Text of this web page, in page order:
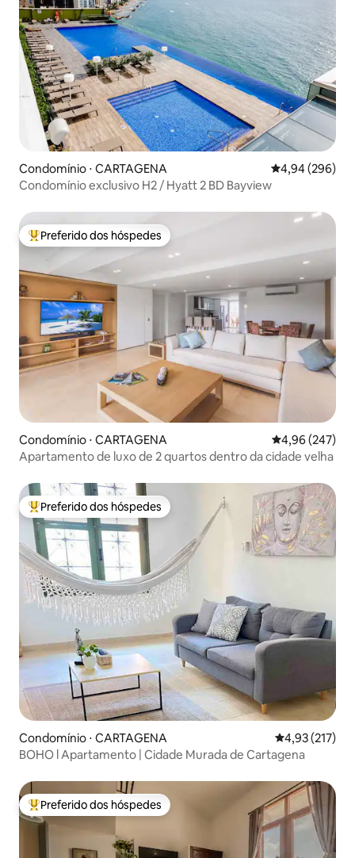
Condomínio ⋅ CARTAGENA 4,94 de uma
4,94 (296)
Condomínio exclusivo H2 / Hyatt 2 BD Bayview
Entre os melhores preferidos dos hóspedes
Preferido dos hóspedes
Condomínio ⋅ CARTAGENA 4,96 de uma
4,96 (247)
Apartamento de luxo de 2 quartos dentro da cidade velha
Entre os melhores preferidos dos hóspedes
Preferido dos hóspedes
Condomínio ⋅ CARTAGENA 4,93 de uma
4,93 (217)
BOHO l Apartamento | Cidade Murada de Cartagena
Entre os melhores preferidos dos hóspedes
Preferido dos hóspedes